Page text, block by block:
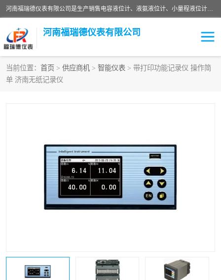
河南福瑞德仪表有限公司是生产销售电容液位计、液氨液位计、小量程液位计定制、智能锅炉水位计、液氮液位计等；并在产品开发、研制的过程中，吸取国内外仪器仪表的技术精华，建立了一支高、精、尖的科研开发队伍，使产品性能不断升级。
河南福瑞德仪表有限公司
当前位置： 首页 > 供应商机 > 智能仪表 > 带打印功能记录仪 操作简
单 济南无纸记录仪
液位计
差压变送器 液位计传感器定制
液氨液位计 物位计
油量传感器 测漏仪